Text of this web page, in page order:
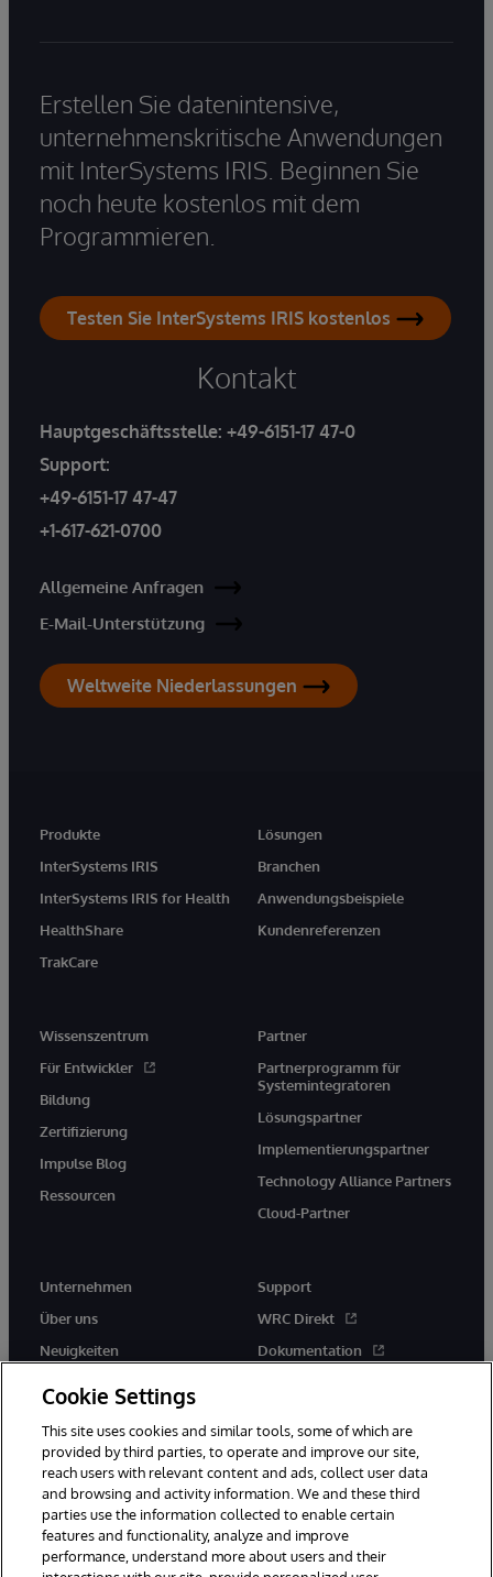
Erstellen Sie datenintensive,
unternehmenskritische Anwendungen
mit InterSystems IRIS. Beginnen Sie
noch heute kostenlos mit dem
Programmieren.
Testen Sie InterSystems IRIS kostenlos
Kontakt
Hauptgeschäftsstelle: +49-6151-17 47-0
Support:
+49-6151-17 47-47
+1-617-621-0700
Allgemeine Anfragen
E-Mail-Unterstützung
Weltweite Niederlassungen
Produkte
InterSystems IRIS
InterSystems IRIS for Health
HealthShare
TrakCare
Lösungen
Branchen
Anwendungsbeispiele
Kundenreferenzen
Wissenszentrum
Für Entwickler
Bildung
Zertifizierung
Impulse Blog
Ressourcen
Partner
Partnerprogramm für
Systemintegratoren
Lösungspartner
Implementierungspartner
Technology Alliance Partners
Cloud-Partner
Unternehmen
Über uns
Neuigkeiten
Support
WRC Direkt
Dokumentation
© 1996-2026 InterSystems Corporation, Boston, MA. Alle Rechte
Cookie Settings
This site uses cookies and similar tools, some of which are
provided by third parties, to operate and improve our site,
reach users with relevant content and ads, collect user data
and browsing and activity information. We and these third
parties use the information collected to enable certain
features and functionality, analyze and improve
performance, understand more about users and their